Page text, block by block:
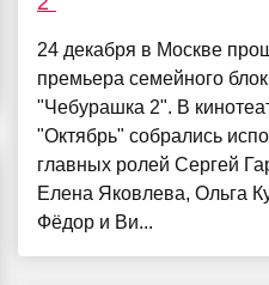
24 декабря в Москве
премьера семейного
"Чебурашка 2". В
"Октябрь" собрались
главных ролей Сергей
Елена Яковлева, Ольга
Фёдор и Ви...